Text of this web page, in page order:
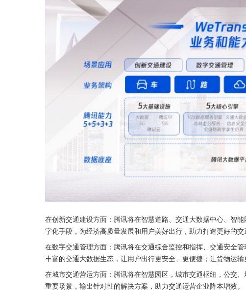
在创新交通建设方面：腾讯将在智慧道路、交通大数据中心、智
字化手段，为经济高质量发展和用户美好出行，助力打造更好的交
在数字交通管理方面：腾讯将在交通综合监控和指挥、交通安全
丰富的交通大数据生态，让用户出行更安全、更便捷；让货物运输
在城市交通营运方面：腾讯将在智慧园区，城市交通枢纽，公交
重要场景，输出针对性的解决方案，助力交通运营企业降本增效。